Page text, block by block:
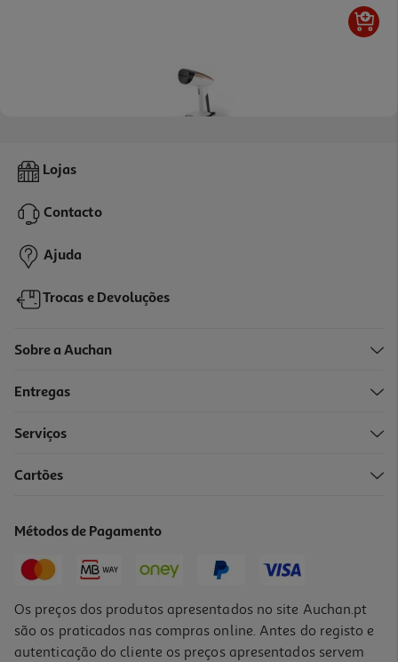
Escova Engomar A Vapor Rowenta Dr3030d1 Access Steam Pocket
69,99 €
Lojas
Contacto
Ajuda
Trocas e Devoluções
Sobre a Auchan
Entregas
Serviços
Cartões
Métodos de Pagamento
Os preços dos produtos apresentados no site Auchan.pt
são os praticados nas compras online. Antes do registo e
autenticação do cliente os preços apresentados servem